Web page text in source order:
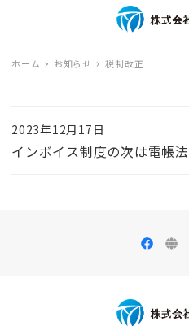
ホーム お知らせ 税制改正
インボイス制度の次は電帳
2023年12月17日